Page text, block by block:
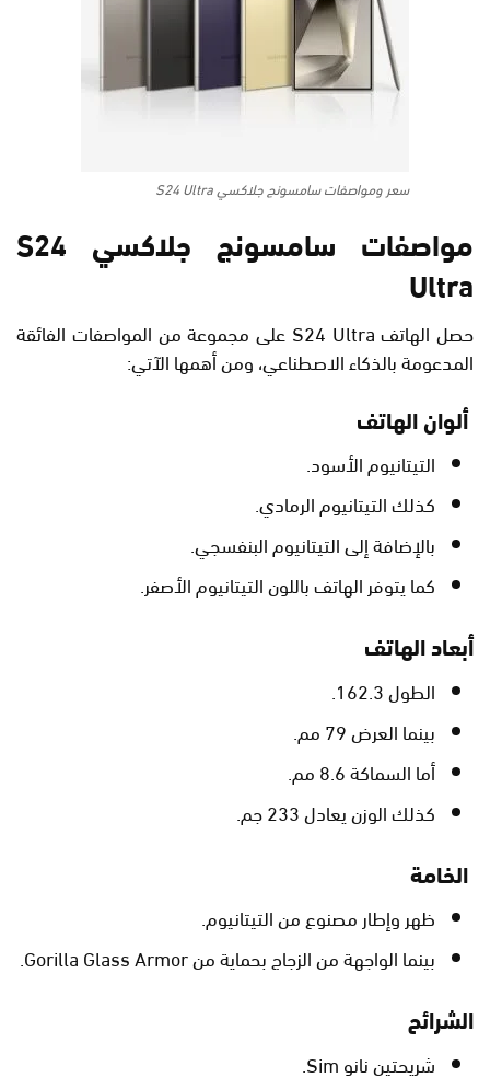
سعر ومواصفات سامسونج جلاكسي S24 Ultra
مواصفات سامسونج جلاكسي S24
Ultra
حصل الهاتف S24 Ultra على مجموعة من المواصفات الفائقة
المدعومة بالذكاء الاصطناعي، ومن أهمها الآتي:
ألوان الهاتف
التيتانيوم الأسود.
كذلك التيتانيوم الرمادي.
بالإضافة إلى التيتانيوم البنفسجي.
كما يتوفر الهاتف باللون التيتانيوم الأصفر.
أبعاد الهاتف
الطول 162.3.
بينما العرض 79 مم.
أما السماكة 8.6 مم.
كذلك الوزن يعادل 233 جم.
الخامة
ظهر وإطار مصنوع من التيتانيوم.
بينما الواجهة من الزجاج بحماية من Gorilla Glass Armor.
الشرائح
شريحتين نانو Sim.